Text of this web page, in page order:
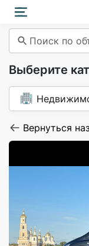
Поиск по
Выберите
Вернуться